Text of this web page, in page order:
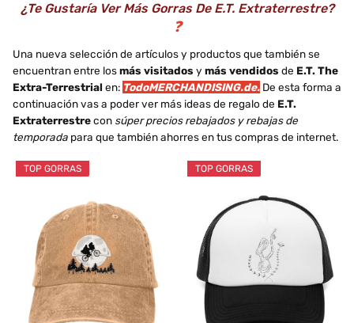
¿Te Gustaría Ver Más Gorras De E.T. Extraterrestre?
❓
Una nueva selección de artículos y productos que también se
encuentran entre losmás visitados y más vendidos de E.T. The
Extra-Terrestrial en: TodoMERCHANDISING.de. De esta forma a
continuación vas a poder ver más ideas de regalo de E.T.
Extraterrestrecon súper precios rebajados y rebajas de
temporada para que también ahorres en tus compras de internet.
TOP GORRAS TOP GORRAS